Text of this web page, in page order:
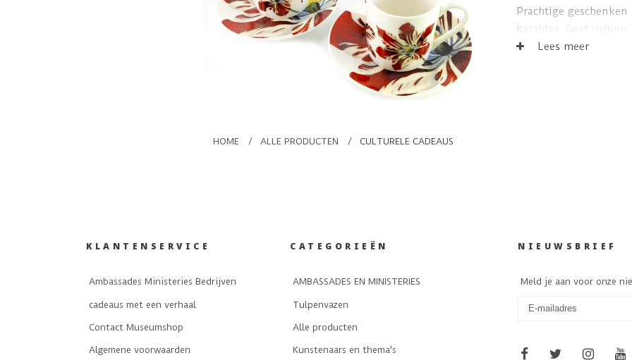
HOME / ALLE PRODUCTEN / CULTURELE CADEAUS
Prachtige
karakter. Geef cultuur
mooi dat Nederland
Lees meer
KLANTENSERVICE
Ambassades Ministeries Bedrijven
cadeaus met een verhaal
Contact Museumshop
Algemene voorwaarden
CATEGORIEËN
AMBASSADES EN MINISTERIES
Tulpenvazen
Alle producten
Kunstenaars en thema's
NIEUWSBRIEF
Meld je aan voor onze